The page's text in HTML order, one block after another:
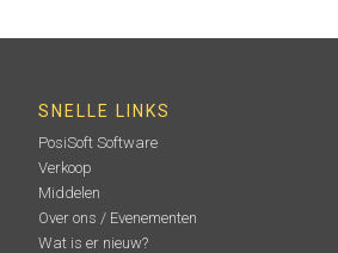
SNELLE LINKS
PosiSoft Software
Verkoop
Middelen
Over ons / Evenementen
Wat is er nieuw?